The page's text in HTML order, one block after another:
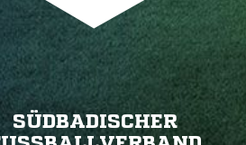
SÜDBADISCHER